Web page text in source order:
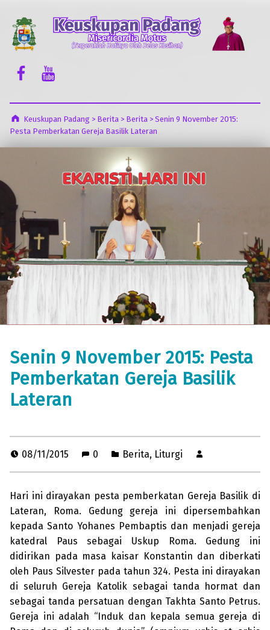
Facebook Komsos
Youtube Komsos
Keuskupan Padang > Berita> Berita> Senin 9 November 2015:
Pesta Pemberkatan Gereja Basilik Lateran
Senin 9 November 2015: Pesta
Pemberkatan Gereja Basilik
Lateran
08/11/2015 0 Berita, Liturgi
Hari ini dirayakan pesta pemberkatan Gereja Basilik di
Lateran, Roma. Gedung gereja ini dipersembahkan
kepada Santo Yohanes Pembaptis dan menjadi gereja
katedral Paus sebagai Uskup Roma. Gedung ini
didirikan pada masa kaisar Konstantin dan diberkati
oleh Paus Silvester pada tahun 324. Pesta ini dirayakan
di seluruh Gereja Katolik sebagai tanda hormat dan
sebagai tanda persatuan dengan Takhta Santo Petrus.
Gereja ini adalah “Induk dan kepala semua gereja di